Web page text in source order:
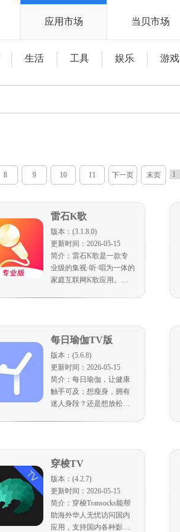
应用市场 当贝市场
生活 工具 娱乐 游戏
8 9 10 11 下一页 末页
雷石K歌
版本：(3.1.8.0)
更新时间：2026-05-15
简介：雷石K歌是一款专
业级的集视·听·唱为一体的
家庭互联网K歌应用。产
式K歌体验，唱享视听盛
宴。曲库云端极速更新，
新歌热歌放肆嗨唱。经典
老歌、抖音神曲、影视金
曲、儿歌、演唱会、广场
舞等内容应有尽有，老少
每日瑜伽TV版
版本：(5.6.8)
更新时间：2026-05-15
简介：每日瑜伽，让健康
触手可及；想瘦身，拥有
迷人身段？还是想放松，
软件。涵盖不同时长、不
同等级的动态瑜伽课程，
搭载高清视频、语音指
导、舒缓音乐和社交功
能，让你乐享瑜伽，轻松
交友。
穿梭TV
版本：(4.2.7)
更新时间：2026-05-15
简介：穿梭Transocks能帮
助海外华人无忧访问国内
应用，支持国内各种影视